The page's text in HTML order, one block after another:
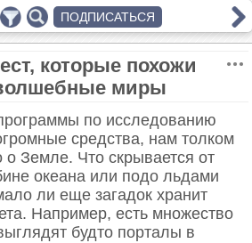
которые похожи
миры
по исследованию
средства, нам толком
о Земле. Что скрывается от
океана или подо льдами
ли еще загадок хранит
Например, есть множество
будто порталы в
ПОДПИСАТЬСЯ